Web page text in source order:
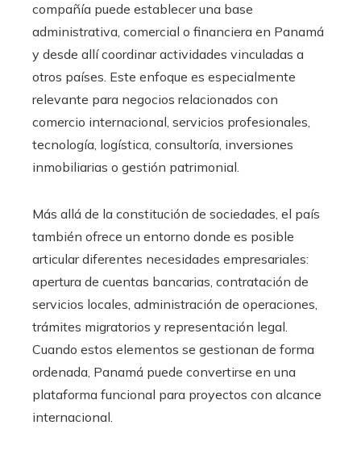
compañía puede establecer una base
administrativa, comercial o financiera en Panamá
y desde allí coordinar actividades vinculadas a
otros países. Este enfoque es especialmente
relevante para negocios relacionados con
comercio internacional, servicios profesionales,
tecnología, logística, consultoría, inversiones
inmobiliarias o gestión patrimonial.
Más allá de la constitución de sociedades, el país
también ofrece un entorno donde es posible
articular diferentes necesidades empresariales:
apertura de cuentas bancarias, contratación de
servicios locales, administración de operaciones,
trámites migratorios y representación legal.
Cuando estos elementos se gestionan de forma
ordenada, Panamá puede convertirse en una
plataforma funcional para proyectos con alcance
internacional.